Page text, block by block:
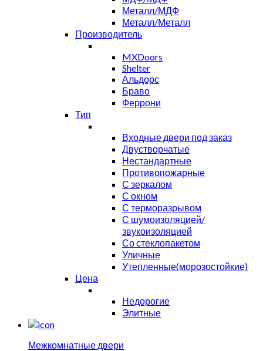
Металл/МДФ
Металл/Металл
Производитель
MXDoors
Shelter
Альдорс
Браво
Феррони
Тип
Входные двери под заказ
Двустворчатые
Нестандартные
Противопожарные
С зеркалом
С окном
С терморазрывом
С шумоизоляцией/
звукоизоляцией
Со стеклопакетом
Уличные
Утепленные(морозостойкие)
Цена
Недорогие
Элитные
Межкомнатные двери